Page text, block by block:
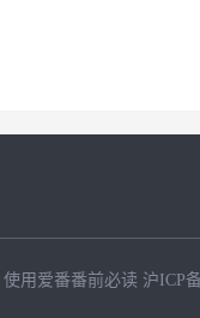
使用爱番番前必读 沪ICP